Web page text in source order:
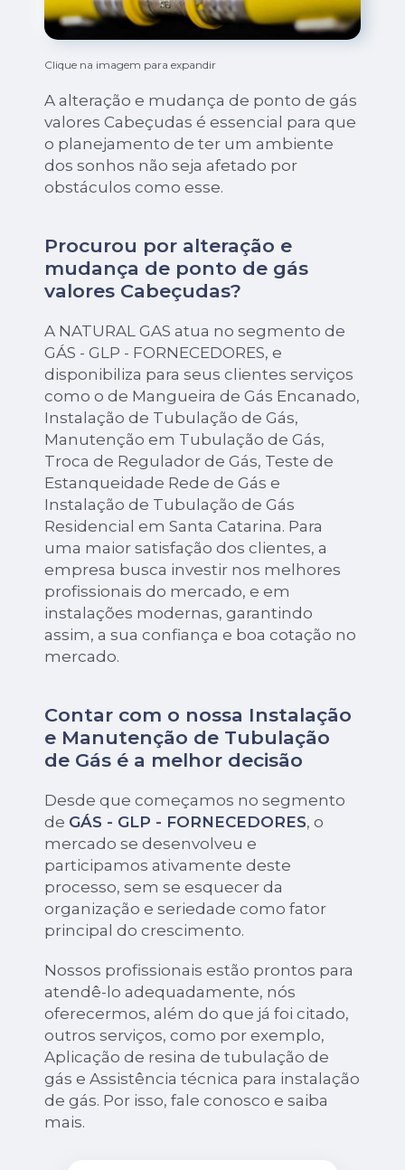
Clique na imagem para expandir
A alteração e mudança de ponto de gás
valores Cabeçudas é essencial para que
o planejamento de ter um ambiente
dos sonhos não seja afetado por
obstáculos como esse.
Procurou por alteração e
mudança de ponto de gás
valores Cabeçudas?
A NATURAL GAS atua no segmento de
GÁS - GLP - FORNECEDORES, e
disponibiliza para seus clientes serviços
como o de Mangueira de Gás Encanado,
Instalação de Tubulação de Gás,
Manutenção em Tubulação de Gás,
Troca de Regulador de Gás, Teste de
Estanqueidade Rede de Gás e
Instalação de Tubulação de Gás
Residencial em Santa Catarina. Para
uma maior satisfação dos clientes, a
empresa busca investir nos melhores
profissionais do mercado, e em
instalações modernas, garantindo
assim, a sua confiança e boa cotação no
mercado.
Contar com o nossa Instalação
e Manutenção de Tubulação
de Gás é a melhor decisão
Desde que começamos no segmento
de GÁS - GLP - FORNECEDORES, o
mercado se desenvolveu e
participamos ativamente deste
processo, sem se esquecer da
organização e seriedade como fator
principal do crescimento.
Nossos profissionais estão prontos para
atendê-lo adequadamente, nós
oferecermos, além do que já foi citado,
outros serviços, como por exemplo,
Aplicação de resina de tubulação de
gás e Assistência técnica para instalação
de gás. Por isso, fale conosco e saiba
mais.